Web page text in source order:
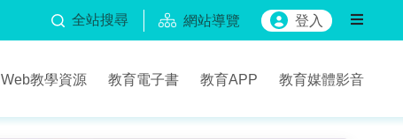
全站搜尋 網站導覽 登入
Web教學資源 教育電子書 教育APP 教育媒體影音